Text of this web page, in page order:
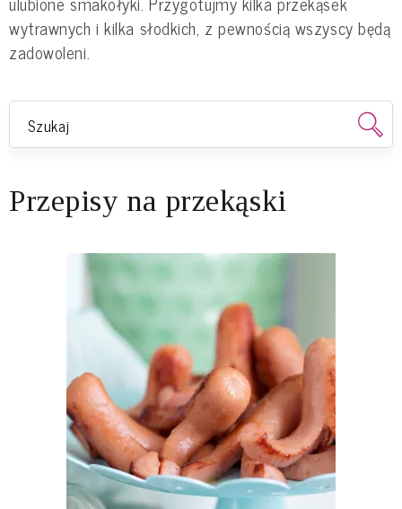
wytrawnych i kilka słodkich, z pewnością wszyscy będą
zadowoleni.
Przepisy na przekąski